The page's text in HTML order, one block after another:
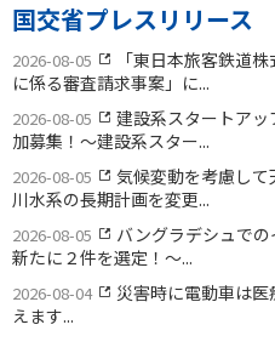
国交省プレスリリース
2026-08-05
「東日本旅客鉄道
に係る審査請求事案」に...
2026-08-05
建設系スタートア
加募集！〜建設系スター...
2026-08-05
気候変動を考慮し
川水系の長期計画を変更...
2026-08-05
バングラデシュで
新たに２件を選定！〜...
2026-08-04
災害時に電動車は
えます...